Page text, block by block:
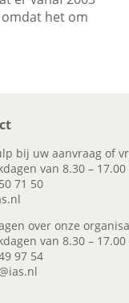
het om
bij uw aanvraag of
van 8.30 –
71 50
over onze
van 8.30 –
97 54